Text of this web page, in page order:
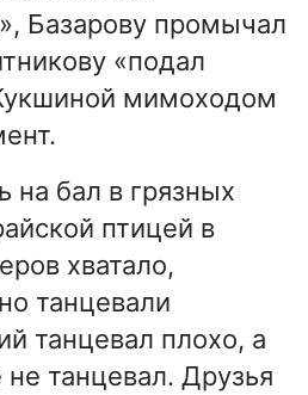
Базарову промычал
«подал
мимоходом
на бал в грязных
птицей в
хватало,
танцевали
танцевал плохо, а
танцевал. Друзья